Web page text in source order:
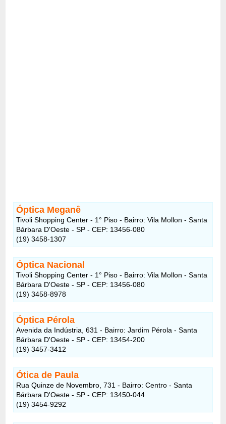
Óptica Meganê
Tivoli Shopping Center - 1° Piso - Bairro: Vila Mollon - Santa
Bárbara D'Oeste - SP - CEP: 13456-080
(19) 3458-1307
Óptica Nacional
Tivoli Shopping Center - 1° Piso - Bairro: Vila Mollon - Santa
Bárbara D'Oeste - SP - CEP: 13456-080
(19) 3458-8978
Óptica Pérola
Avenida da Indústria, 631 - Bairro: Jardim Pérola - Santa
Bárbara D'Oeste - SP - CEP: 13454-200
(19) 3457-3412
Ótica de Paula
Rua Quinze de Novembro, 731 - Bairro: Centro - Santa
Bárbara D'Oeste - SP - CEP: 13450-044
(19) 3454-9292